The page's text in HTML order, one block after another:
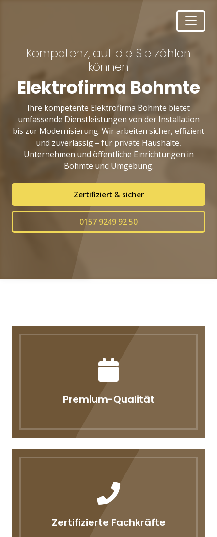
Kompetenz, auf die Sie zählen
können
Elektrofirma Bohmte
Ihre kompetente Elektrofirma Bohmte bietet
umfassende Dienstleistungen von der Installation
bis zur Modernisierung. Wir arbeiten sicher, effizient
und zuverlässig – für private Haushalte,
Unternehmen und öffentliche Einrichtungen in
Bohmte und Umgebung.
Zertifiziert & sicher
0157 9249 92 50
Premium-Qualität
Zertifizierte Fachkräfte